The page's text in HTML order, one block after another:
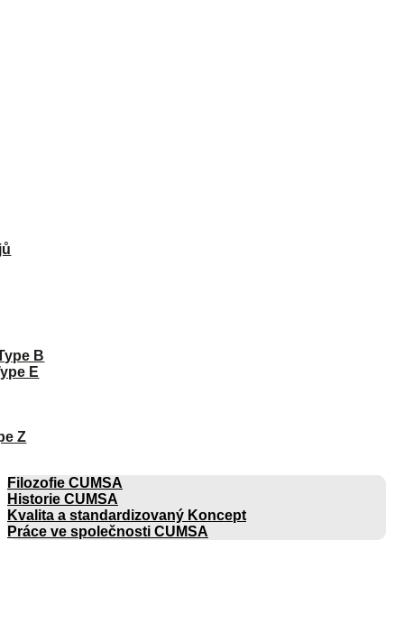
B
E
Z
Filozofie CUMSA
Historie CUMSA
Kvalita a standardizovaný Koncept
Práce ve společnosti CUMSA